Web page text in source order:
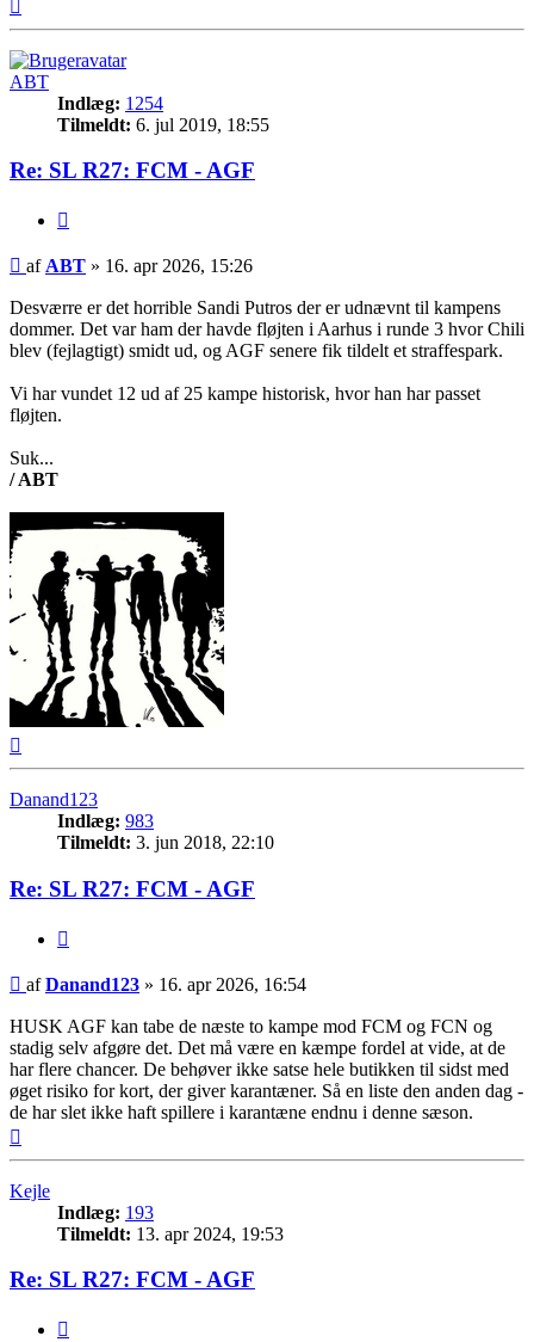
ABT
Indlæg: 1254
Tilmeldt: 6. jul 2019, 18:55
Re: SL R27: FCM - AGF
Indlæg
af ABT » 16. apr 2026, 15:26
Desværre er det horrible Sandi Putros der er udnævnt til kampens
dommer. Det var ham der havde fløjten i Aarhus i runde 3 hvor Chili
blev (fejlagtigt) smidt ud, og AGF senere fik tildelt et straffespark.
Vi har vundet 12 ud af 25 kampe historisk, hvor han har passet
fløjten.
Suk...
/ ABT
Danand123
Indlæg: 983
Tilmeldt: 3. jun 2018, 22:10
Re: SL R27: FCM - AGF
Indlæg
afDanand123 » 16. apr 2026, 16:54
HUSK AGF kan tabe de næste to kampe mod FCM og FCN og
stadig selv afgøre det. Det må være en kæmpe fordel at vide, at de
har flere chancer. De behøver ikke satse hele butikken til sidst med
øget risiko for kort, der giver karantæner. Så en liste den anden dag -
de har slet ikke haft spillere i karantæne endnu i denne sæson.
Kejle
Indlæg: 193
Tilmeldt: 13. apr 2024, 19:53
Re: SL R27: FCM - AGF